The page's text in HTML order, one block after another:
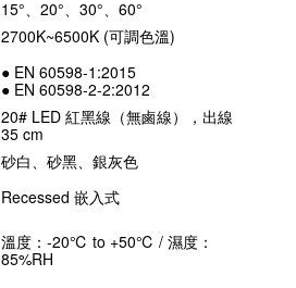
15°、20°、30°、60°
2700K~6500K (可調色溫)
● EN 60598-1:2015
● EN 60598-2-2:2012
20# LED 紅黑線（無鹵線），出線
35 cm
砂白、砂黑、銀灰色
Recessed 嵌入式
溫度：-20℃ to +50℃ / 濕度：
85%RH